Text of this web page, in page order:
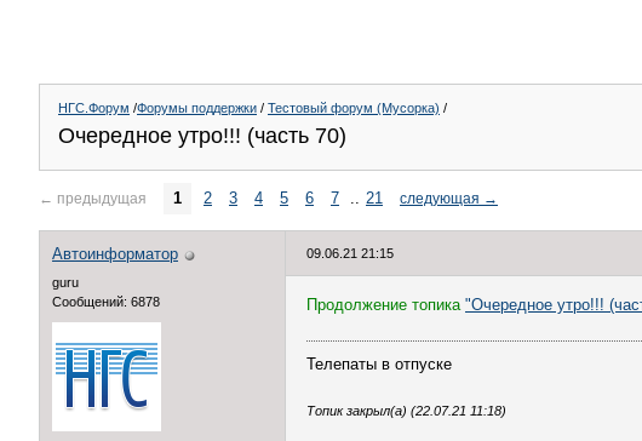
НГС.Форум /Форумы поддержки / Тестовый форум (Мусорка) /
Очередное утро!!! (часть 70)
← предыдущая 1 2 3 4 5 6 7 .. 21 следующая →
Автоинформатор
guru
Сообщений: 6878
09.06.21 21:15
Продолжение топика "Очередное утро!!!
Телепаты в отпуске
Топик закрыл(а) (22.07.21 11:18)